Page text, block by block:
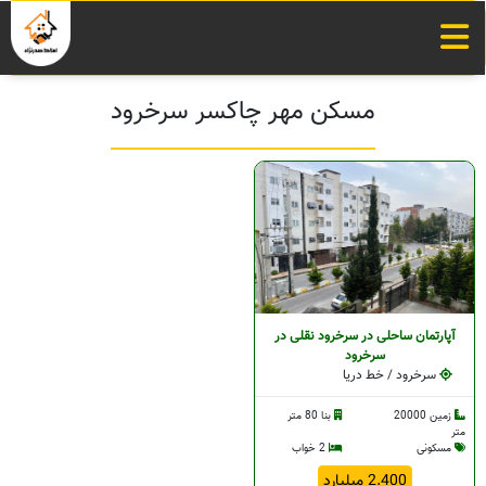
مسکن مهر چاکسر سرخرود
آپارتمان ساحلی در سرخرود نقلی در
سرخرود
سرخرود / خط دریا
زمین 20000
متر
بنا 80 متر
مسکونی